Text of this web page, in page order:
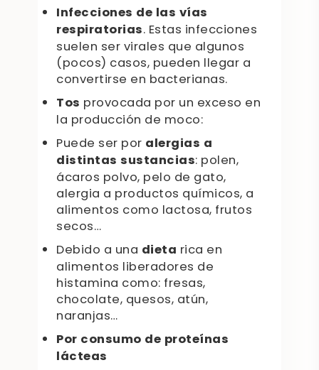
Infecciones de las vías
respiratorias. Estas infecciones
suelen ser virales que algunos
(pocos) casos, pueden llegar a
convertirse en bacterianas.
Tos provocada por un exceso en
la producción de moco:
Puede ser por alergias a
distintas sustancias: polen,
ácaros polvo, pelo de gato,
alergia a productos químicos, a
alimentos como lactosa, frutos
secos…
Debido a una dieta rica en
alimentos liberadores de
histamina como: fresas,
chocolate, quesos, atún,
naranjas…
Por consumo de proteínas
lácteas